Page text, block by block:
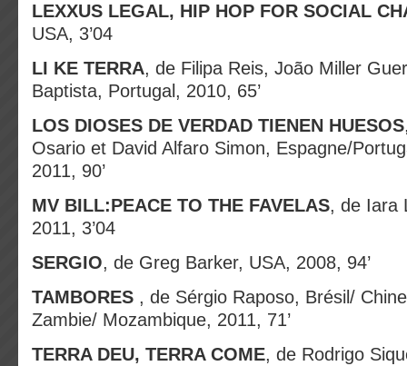
LEXXUS LEGAL, HIP HOP FOR SOCIAL
USA, 3’04
LI KE TERRA, de Filipa Reis, João Miller
Baptista, Portugal, 2010, 65’
LOS DIOSES DE VERDAD TIENEN HUESOS
Osario et David Alfaro Simon, Espagne/
2011, 90’
MV BILL:PEACE TO THE FAVELAS, de Iara
2011, 3’04
SERGIO, de Greg Barker, USA, 2008, 94’
TAMBORES , de Sérgio Raposo, Brésil/
Zambie/ Mozambique, 2011, 71’
TERRA DEU, TERRA COME, de Rodrigo